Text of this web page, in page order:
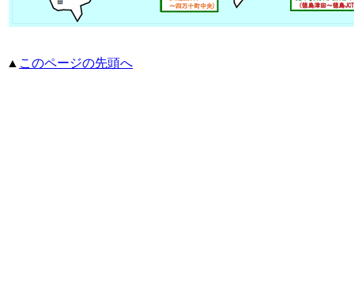
▲ このページの先頭へ